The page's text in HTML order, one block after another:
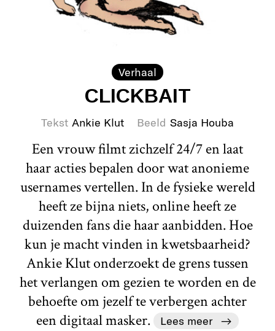
Verhaal
CLICKBAIT
Tekst Ankie Klut Beeld Sasja Houba
Een vrouw filmt zichzelf 24/7 en laat
haar acties bepalen door wat anonieme
usernames vertellen. In de fysieke wereld
heeft ze bijna niets, online heeft ze
duizenden fans die haar aanbidden. Hoe
kun je macht vinden in kwetsbaarheid?
Ankie Klut onderzoekt de grens tussen
het verlangen om gezien te worden en de
behoefte om jezelf te verbergen achter
een digitaal masker.
Lees meer